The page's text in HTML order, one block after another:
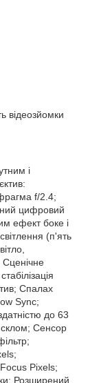
відеозйомки
і
f/2.4;
цифровий
ефект боке і
(п'ять
Сценічне
Спалах
Sync;
до 63
Сенсор
Pixels;
Розширений